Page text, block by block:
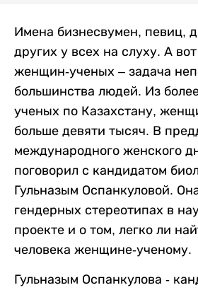
Имена бизнесвумен, певиц,
других у всех на слуху. А
женщин-ученых – задача
большинства людей. Из
ученых по Казахстану,
больше девяти тысяч. В
международного женского
поговорил с кандидатом
Гульназым Оспанкуловой.
гендерных стереотипах в
проекте и о том, легко ли
человека женщине-ученому.
Гульназым Оспанкулова -